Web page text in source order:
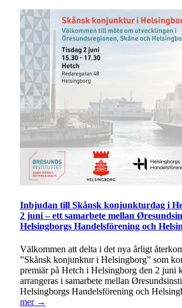
Inbjudan till Skånsk konjunkturdag i
2 juni – ett samarbete mellan
Helsingborgs Handelsförening och
Välkommen att delta i det nya årligt
”Skånsk konjunktur i Helsingborg” som
premiär på Hetch i Helsingborg den 2 juni
arrangeras i samarbete mellan
Helsingborgs Handelsförening och
mer →